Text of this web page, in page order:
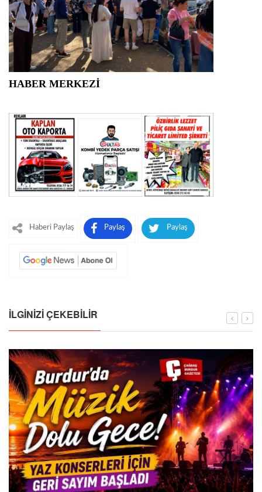
HABER MERKEZİ
Haberi Paylaş Paylaş Paylaş
İLGINIZI ÇEKEBILIR